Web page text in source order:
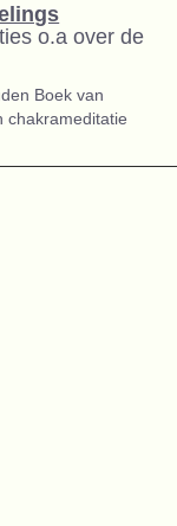
o.a over de
Boek van
chakrameditatie